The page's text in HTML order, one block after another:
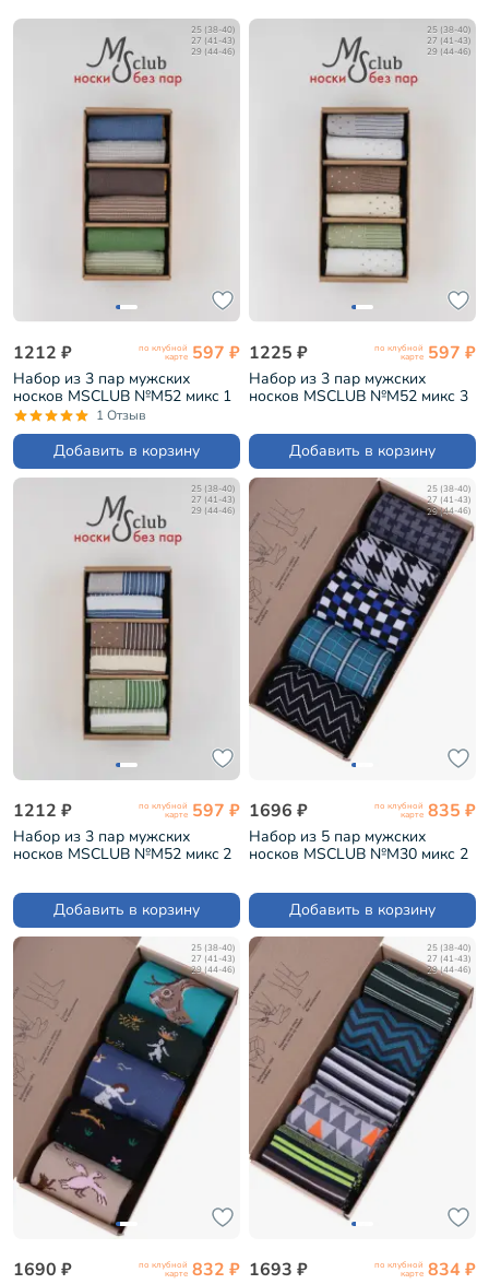
25 (38-40)
27 (41-43)
29 (44-46)
1212 ₽ по клубной
карте 597 ₽
Набор из 3 пар мужских
носков MSCLUB №М52 микc 1
"Без пар" (ВИ3-НМ52)
1 Отзыв
Добавить в корзину
25 (38-40)
27 (41-43)
29 (44-46)
1225 ₽ по клубной
карте 597 ₽
Набор из 3 пар мужских
носков MSCLUB №М52 микс 3
Добавить в корзину
25 (38-40)
27 (41-43)
29 (44-46)
1212 ₽ по клубной
карте 597 ₽
Набор из 3 пар мужских
носков MSCLUB №М52 микc 2
Добавить в корзину
25 (38-40)
27 (41-43)
29 (44-46)
1696 ₽ по клубной
карте 835 ₽
Набор из 5 пар мужских
носков MSCLUB №М30 микс 2
Добавить в корзину
25 (38-40)
27 (41-43)
29 (44-46)
1690 ₽ по клубной
карте 832 ₽
25 (38-40)
27 (41-43)
29 (44-46)
1693 ₽ по клубной
карте 834 ₽